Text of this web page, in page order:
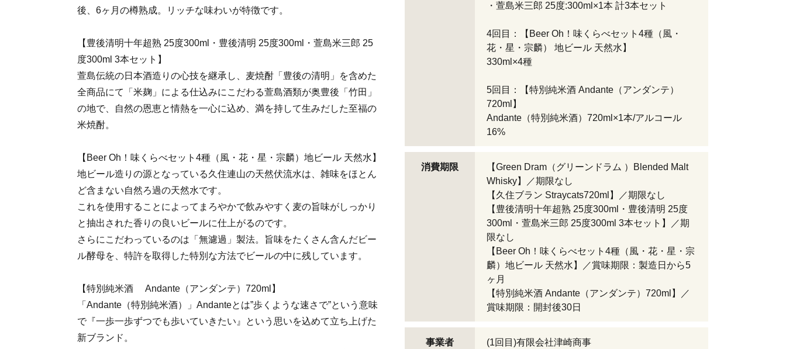
後、6ヶ月の樽熟成。リッチな味わいが特徴です。
【豊後清明十年超熟 25度300ml・豊後清明 25度300ml・萱島米三郎 25
度300ml 3本セット】
萱島伝統の日本酒造りの心技を継承し、麦焼酎「豊後の清明」を含めた
全商品にて「米麹」による仕込みにこだわる萱島酒類が奥豊後「竹田」
の地で、自然の恩恵と情熱を一心に込め、満を持して生みだした至福の
米焼酎。
【Beer Oh！味くらべセット4種（風・花・星・宗麟）地ビール 天然水】
地ビール造りの源となっている久住連山の天然伏流水は、雑味をほとん
ど含まない自然ろ過の天然水です。
これを使用することによってまろやかで飲みやすく麦の旨味がしっかり
と抽出された香りの良いビールに仕上がるのです。
さらにこだわっているのは「無濾過」製法。旨味をたくさん含んだビー
ル酵母を、特許を取得した特別な方法でビールの中に残しています。
【特別純米酒 Andante（アンダンテ）720ml】
「Andante（特別純米酒）」Andanteとは”歩くような速さで”という意味
で『一歩一歩ずつでも歩いていきたい』という思いを込めて立ち上げた
新ブランド。
・萱島米三郎 25度:300ml×1本 計3本セット
4回目：【Beer Oh！味くらべセット4種（風・
花・星・宗麟） 地ビール 天然水】
330ml×4種
5回目：【特別純米酒 Andante（アンダンテ）
720ml】
Andante（特別純米酒）720ml×1本/アルコール
16%
消費期限
【Green Dram（グリーンドラム ）Blended Malt
Whisky】／期限なし
【久住ブラン Straycats720ml】／期限なし
【豊後清明十年超熟 25度300ml・豊後清明 25度
300ml・萱島米三郎 25度300ml 3本セット】／期
限なし
【Beer Oh！味くらべセット4種（風・花・星・宗
麟）地ビール 天然水】／賞味期限：製造日から5
ヶ月
【特別純米酒 Andante（アンダンテ）720ml】／
賞味期限：開封後30日
事業者
(1回目)有限会社津崎商事